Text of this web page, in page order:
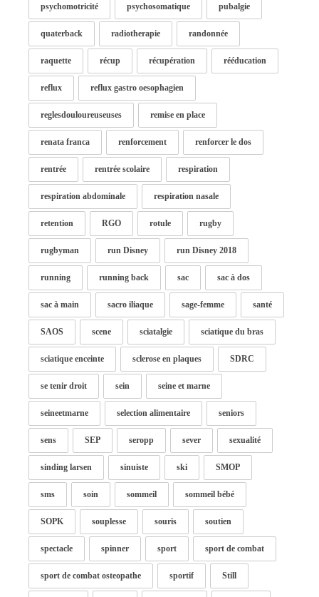
psychomotricité psychosomatique pubalgie
quaterback radiotherapie randonnée
raquette récup récupération rééducation
reflux reflux gastro oesophagien
reglesdouloureuseuses remise en place
renata franca renforcement renforcer le dos
rentrée rentrée scolaire respiration
respiration abdominale respiration nasale
retention RGO rotule rugby
rugbyman run Disney run Disney 2018
running running back sac sac à dos
sac à main sacro iliaque sage-femme santé
SAOS scene sciatalgie sciatique du bras
sciatique enceinte sclerose en plaques SDRC
se tenir droit sein seine et marne
seineetmarne selection alimentaire seniors
sens SEP seropp sever sexualité
sinding larsen sinuiste ski SMOP
sms soin sommeil sommeil bébé
SOPK souplesse souris soutien
spectacle spinner sport sport de combat
sport de combat osteopathe sportif Still